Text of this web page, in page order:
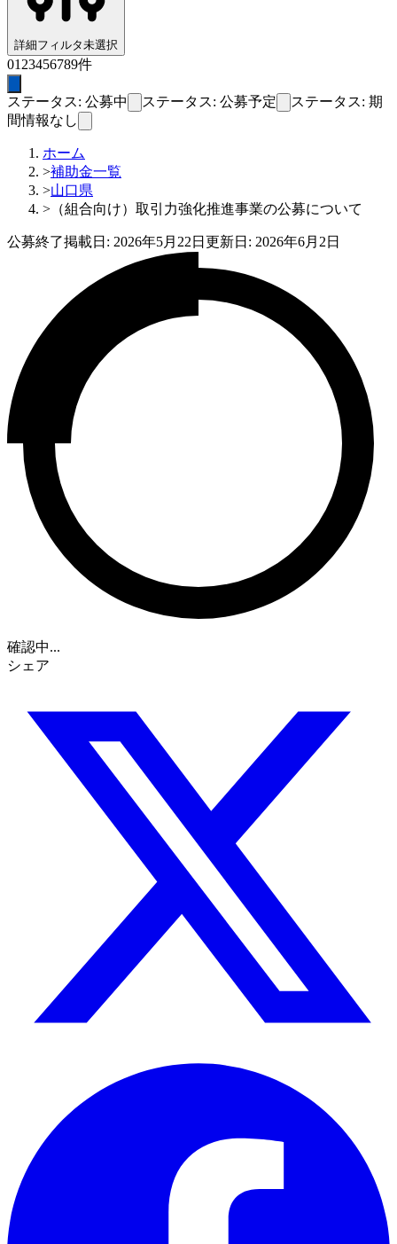
詳細フィルタ未選択
01 23456789件
ステータス: 公募中 ステータス: 公募予定
ステータス: 期
間情報なし
ホーム
>補助金一覧
>山口県
> （組合向け）取引力強化推進事業の公募について
公募終了掲載日: 2026年5月22日 更新日: 2026年6月2日
確認中...
シェア